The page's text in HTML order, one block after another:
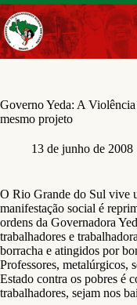
Pular
para
o
conteúdo
Governo Yeda: A
mesmo projeto
13 de junho de 2008
O Rio Grande do Sul vive
manifestação social é
ordens da Governadora
trabalhadores e
borracha e atingidos por
Professores, metalúrgicos,
Estado contra os pobres é
trabalhadores, sejam nos